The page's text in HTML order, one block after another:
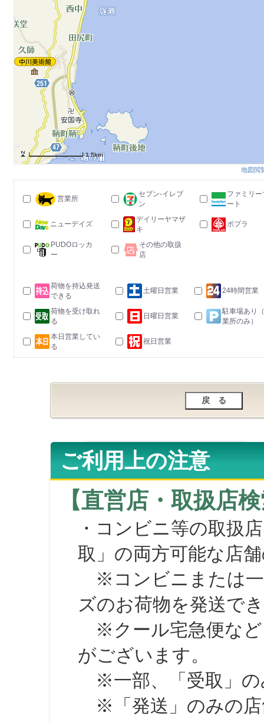
1.5km
地図閲
営業所
セブン-イレブ
ン
ファミリー
ート
ニューデイズ
デイリーヤマザ
キ
ポプラ
PUDOロッカ
ー
その他の取扱
店
荷物を持込発送
できる
土曜日営業 24時間営業
荷物を受け取れ
る
日曜日営業
駐車場あり
業所のみ）
本日営業してい
る
祝日営業
ご利用上の注意
【直営店・取扱店
・コンビニ等の取扱
取」の両方可能な店
※コンビニまたは一
ズのお荷物を発送で
※クール宅急便など
がございます。
※一部、「受取」の
※「発送」のみの店